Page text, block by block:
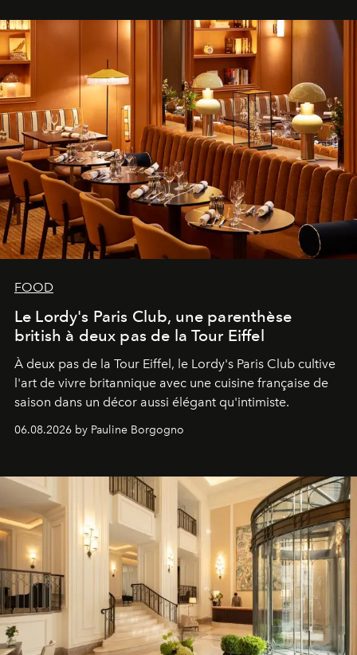
FOOD
Le Lordy's Paris Club, une parenthèse
british à deux pas de la Tour Eiffel
À deux pas de la Tour Eiffel, le Lordy's Paris Club cultive
l'art de vivre britannique avec une cuisine française de
saison dans un décor aussi élégant qu'intimiste.
06.08.2026 by Pauline Borgogno